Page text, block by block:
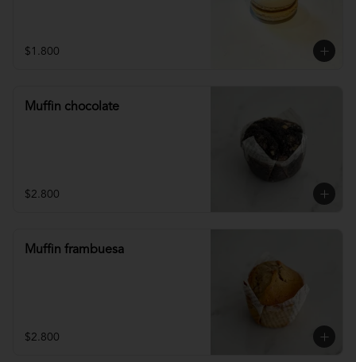
$1.800
Muffin chocolate
$2.800
Muffin frambuesa
$2.800